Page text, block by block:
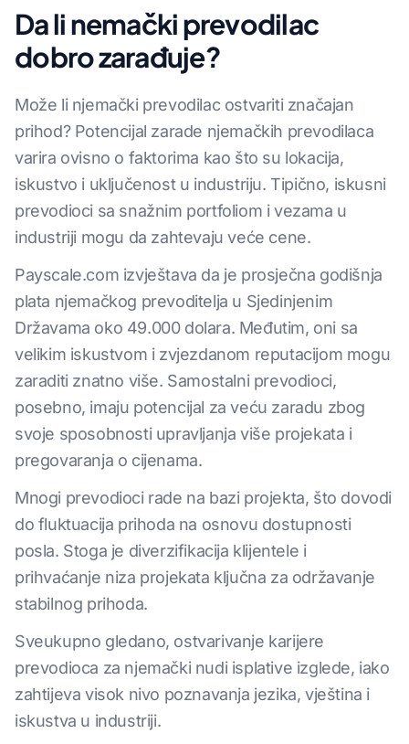
Da li nemački prevodilac
dobro zarađuje?
Može li njemački prevodilac ostvariti značajan
prihod? Potencijal zarade njemačkih prevodilaca
varira ovisno o faktorima kao što su lokacija,
iskustvo i uključenost u industriju. Tipično, iskusni
prevodioci sa snažnim portfoliom i vezama u
industriji mogu da zahtevaju veće cene.
Payscale.com izvještava da je prosječna godišnja
plata njemačkog prevoditelja u Sjedinjenim
Državama oko 49.000 dolara. Međutim, oni sa
velikim iskustvom i zvjezdanom reputacijom mogu
zaraditi znatno više. Samostalni prevodioci,
posebno, imaju potencijal za veću zaradu zbog
svoje sposobnosti upravljanja više projekata i
pregovaranja o cijenama.
Mnogi prevodioci rade na bazi projekta, što dovodi
do fluktuacija prihoda na osnovu dostupnosti
posla. Stoga je diverzifikacija klijentele i
prihvaćanje niza projekata ključna za održavanje
stabilnog prihoda.
Sveukupno gledano, ostvarivanje karijere
prevodioca za njemački nudi isplative izglede, iako
zahtijeva visok nivo poznavanja jezika, vještina i
iskustva u industriji.